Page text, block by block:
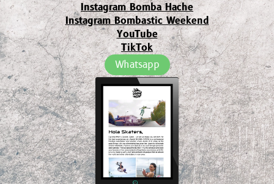
Instagram Bomba Hache
Instagram Bombastic Weekend
YouTube
TikTok
Whatsapp